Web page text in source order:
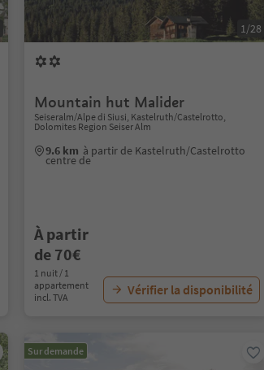
1/28
Mountain hut Malider
Seiseralm/Alpe di Siusi, Kastelruth/Castelrotto,
Dolomites Region Seiser Alm
9.6 km à partir de Kastelruth/Castelrotto
centre de
À partir
de 70€
1 nuit / 1
appartement
incl. TVA
Vérifier la disponibilité
Sur demande